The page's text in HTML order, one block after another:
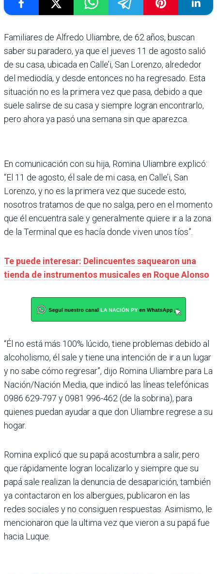
Familiares de Alfredo Uliambre, de 62 años, buscan
saber su paradero, ya que el jueves 11 de agosto salió
de su casa, ubicada en Calle’i, San Lorenzo, alrededor
del mediodía, y desde entonces no ha regresado. Esta
situación no es la primera vez que pasa, debido a que
suele salirse de su casa y siempre logran encontrarlo,
pero ahora ya pasó una semana sin que aparezca.
En comunicación con su hija, Romina Uliambre explicó:
“El 11 de agosto, él sale de mi casa, en Calle’i, San
Lorenzo, y no es la primera vez que sucede esto,
nosotros tratamos de que no salga, pero en el momento
que él encuentra sale y generalmente quiere ir a la zona
de la Terminal que es hacía donde viven unos tíos”.
Te puede interesar: Delincuentes saquearon una
tienda de instrumentos musicales en Roque Alonso
“Él no está más 100% lúcido, tiene problemas debido al
alcoholismo, él sale y tiene una intención de ir a un lugar
y no sabe cómo regresar”, dijo Romina Uliambre para La
Nación/Nación Media, que indicó las líneas telefónicas
0986 629-797 y 0981 996-462 (de la sobrina), para
quienes puedan ayudar a que don Uliambre regrese a su
hogar.
Romina explicó que su papá acostumbra a salir, pero
que rápidamente logran localizarlo y siempre que su
papá sale realizan la denuncia de desaparición, también
ya contactaron en los albergues, publicaron en las
redes sociales y no consiguen respuestas. Asimismo, le
mencionaron que la ultima vez que vieron a su papá fue
hacia Luque.